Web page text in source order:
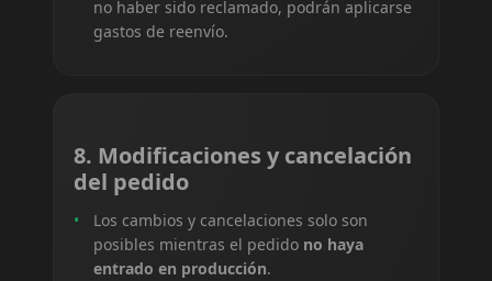
no haber sido reclamado, podrán aplicarse
gastos de reenvío.
8. Modificaciones y cancelación
del pedido
Los cambios y cancelaciones solo son
posibles mientras el pedido no haya
entrado en producción.